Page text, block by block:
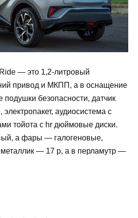
— это 1,2-литровый
привод и МКПП, а в оснащение
безопасности, датчик
электропакет, аудиосистема с
тойота с hr дюймовые диски.
а фары — галогеновые,
металлик — 17 р, а в перламутр —